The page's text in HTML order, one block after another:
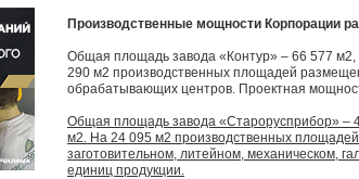
Производственные мощности Корпорации
Общая площадь завода «Контур» – 66 577
290 м2 производственных площадей
обрабатывающих центров. Проектная
Общая площадь завода «Старорусприбор» –
м2. На 24 095 м2 производственных площадей
заготовительном, литейном, механическом,
единиц продукции.